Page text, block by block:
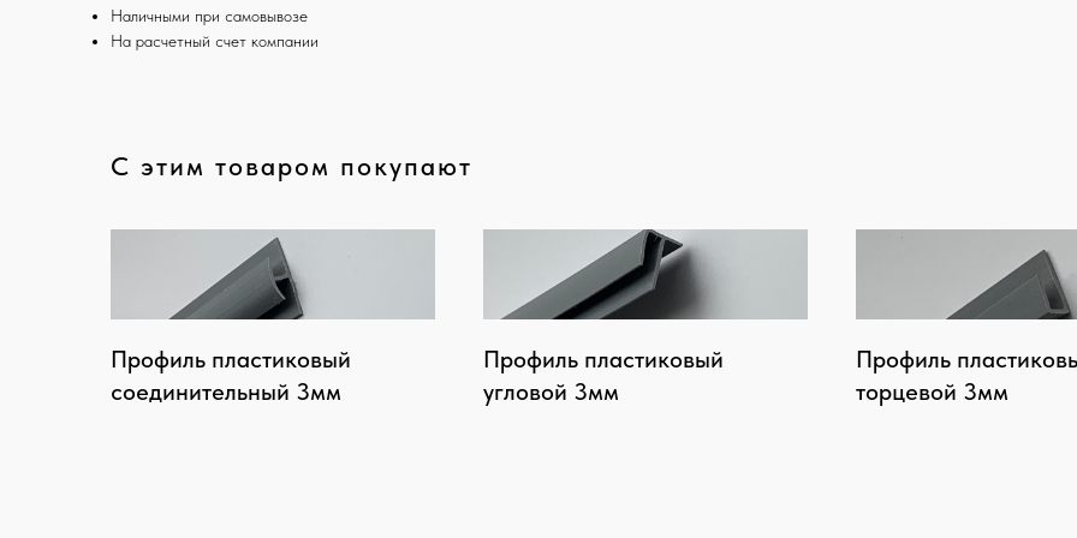
Наличными при самовывозе
На расчетный счет компании
С этим товаром покупают
Профиль пластиковый
соединительный 3мм
Профиль пластиковый
угловой 3мм
Профиль
торцевой 3мм